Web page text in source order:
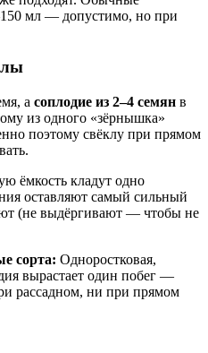
мл — допустимо, но при
а соплодие из 2–4 семян в
из одного «зёрнышка»
поэтому свёклу при прямом
ёмкость кладут одно
оставляют самый сильный
(не выдёргивают — чтобы не
сорта: Одноростковая,
вырастает один побег —
рассадном, ни при прямом